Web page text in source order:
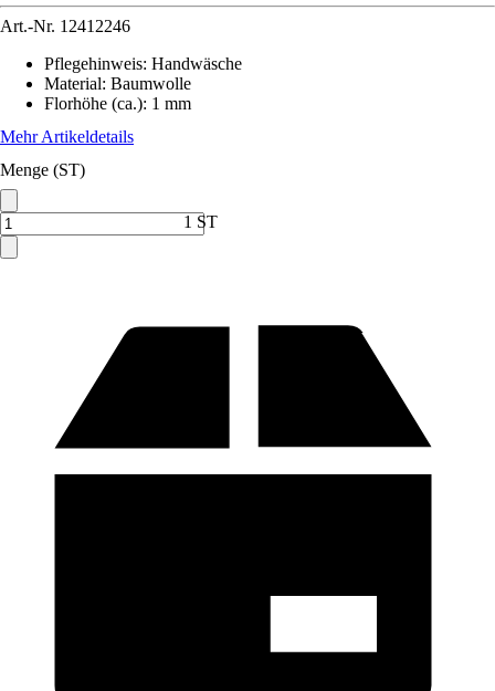
Art.-Nr. 12412246
Pflegehinweis: Handwäsche
Material: Baumwolle
Florhöhe (ca.): 1 mm
Mehr Artikeldetails
Menge (ST)
1 ST